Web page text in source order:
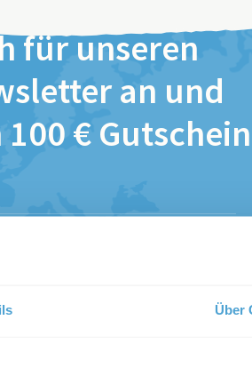
Über
für unseren
an und
€ Gutschein